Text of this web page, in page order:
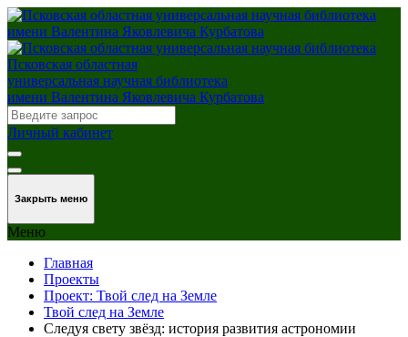
Псковская областная
универсальная научная библиотека
имени Валентина Яковлевича Курбатова
Личный кабинет
Закрыть меню
Меню
Главная
Проекты
Проект: Твой след на Земле
Твой след на Земле
Следуя свету звёзд: история развития астрономии